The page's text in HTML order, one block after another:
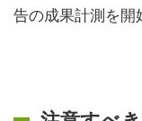
告の成果計測を開